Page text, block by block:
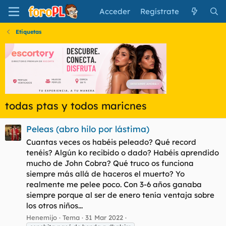
Acceder Regístrate
Etiquetas
todas ptas y todos maricnes
Peleas (abro hilo por lástima)
Cuantas veces os habéis peleado? Qué record
tenéis? Algún ko recibido o dado? Habéis aprendido
mucho de John Cobra? Qué truco os funciona
siempre más allá de haceros el muerto? Yo
realmente me pelee poco. Con 3-6 años ganaba
siempre porque al ser de enero tenía ventaja sobre
los otros niños...
Henemijo Tema 31 Mar 2022